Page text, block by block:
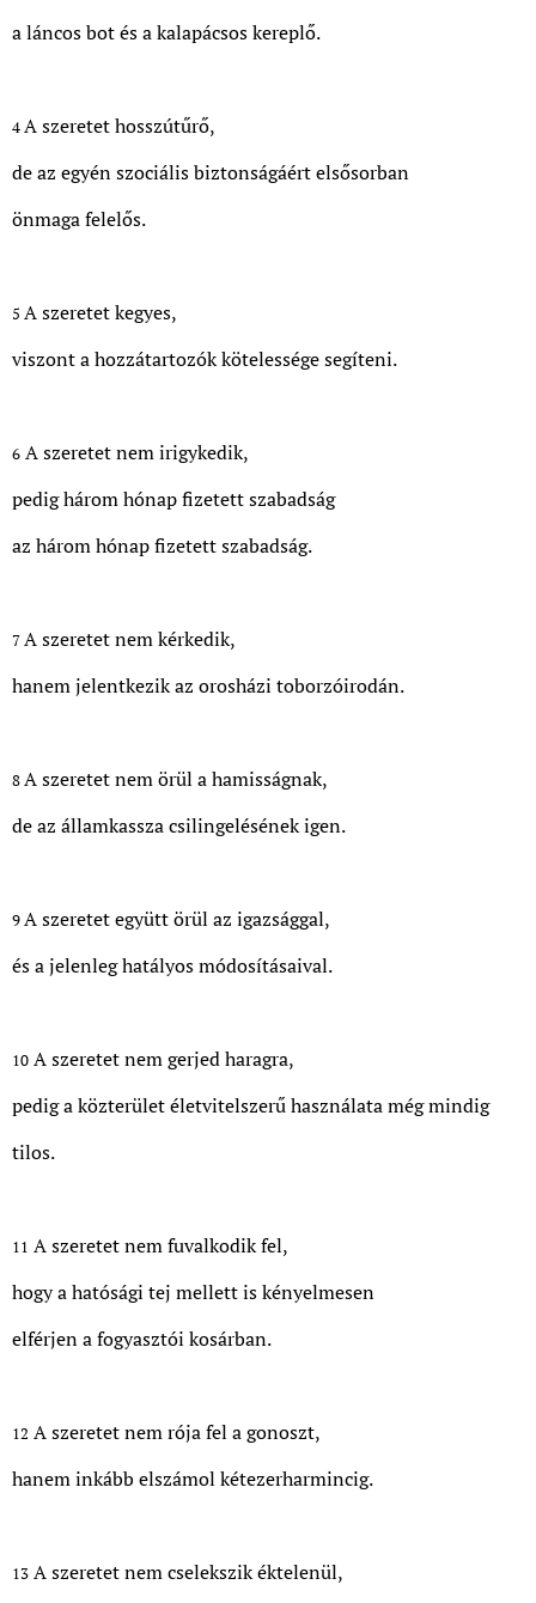
a láncos bot és a kalapácsos kereplő.
4A szeretet hosszútűrő,
de az egyén szociális biztonságáért elsősorban
önmaga felelős.
5 A szeretet kegyes,
viszont a hozzátartozók kötelessége segíteni.
6 A szeretet nem irigykedik,
pedig három hónap fizetett szabadság
az három hónap fizetett szabadság.
7A szeretet nem kérkedik,
hanem jelentkezik az orosházi toborzóirodán.
8A szeretet nem örül a hamisságnak,
de az államkassza csilingelésének igen.
9A szeretet együtt örül az igazsággal,
és a jelenleg hatályos módosításaival.
10 A szeretet nem gerjed haragra,
pedig a közterület életvitelszerű használata még mindig
tilos.
11 A szeretet nem fuvalkodik fel,
hogy a hatósági tej mellett is kényelmesen
elférjen a fogyasztói kosárban.
12 A szeretet nem rója fel a gonoszt,
hanem inkább elszámol kétezerharmincig.
13 A szeretet nem cselekszik éktelenül,